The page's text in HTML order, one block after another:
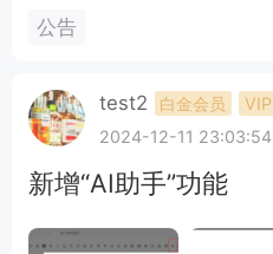
公告
test2 白金会员
VIP
2024-12-11 23:03:54
新增“AI助手”功能